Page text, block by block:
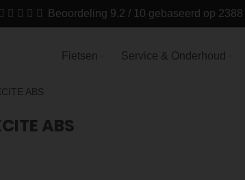
Beoordeling 9.2 / 10 gebaseerd op
Fietsen Service & Onderhoud
ABS
ABS